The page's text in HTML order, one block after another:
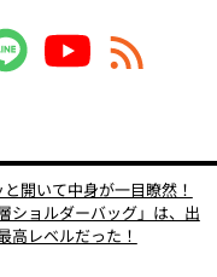
開いて中身が一目瞭然！
ショルダーバッグ」は、出
高レベルだった！